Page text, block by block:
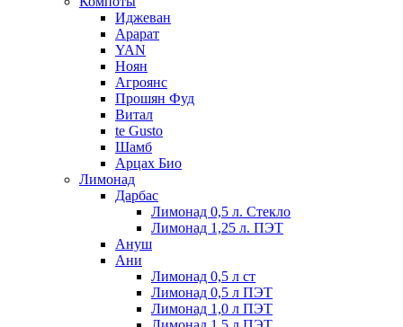
Иджеван
Арарат
YAN
Ноян
Агроянс
Прошян Фуд
Витал
te Gusto
Шамб
Арцах Био
Лимонад
Дарбас
Лимонад 0,5 л. Стекло
Лимонад 1,25 л. ПЭТ
Ануш
Ани
Лимонад 0,5 л ст
Лимонад 0,5 л ПЭТ
Лимонад 1,0 л ПЭТ